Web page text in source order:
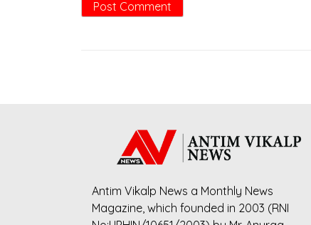
Antim Vikalp News a Monthly News
Magazine, which founded in 2003 (RNI